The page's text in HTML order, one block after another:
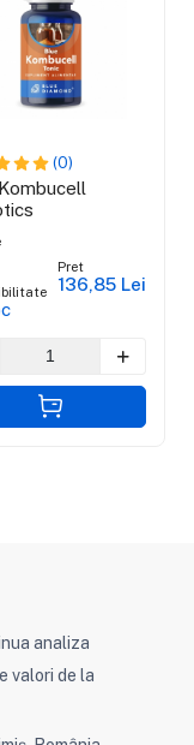
(0)
Pret
136,85 Lei
analiza
valori de la